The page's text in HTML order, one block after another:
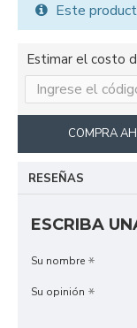
Este
Estimar el costo
COMPRA
RESEÑAS
ESCRIBA
Su nombre
Su opinión